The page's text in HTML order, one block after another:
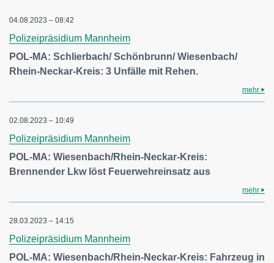
04.08.2023 – 08:42
Polizeipräsidium Mannheim
POL-MA: Schlierbach/ Schönbrunn/ Wiesenbach/
Rhein-Neckar-Kreis: 3 Unfälle mit Rehen.
mehr
02.08.2023 – 10:49
Polizeipräsidium Mannheim
POL-MA: Wiesenbach/Rhein-Neckar-Kreis:
Brennender Lkw löst Feuerwehreinsatz aus
mehr
28.03.2023 – 14:15
Polizeipräsidium Mannheim
POL-MA: Wiesenbach/Rhein-Neckar-Kreis: Fahrzeug in